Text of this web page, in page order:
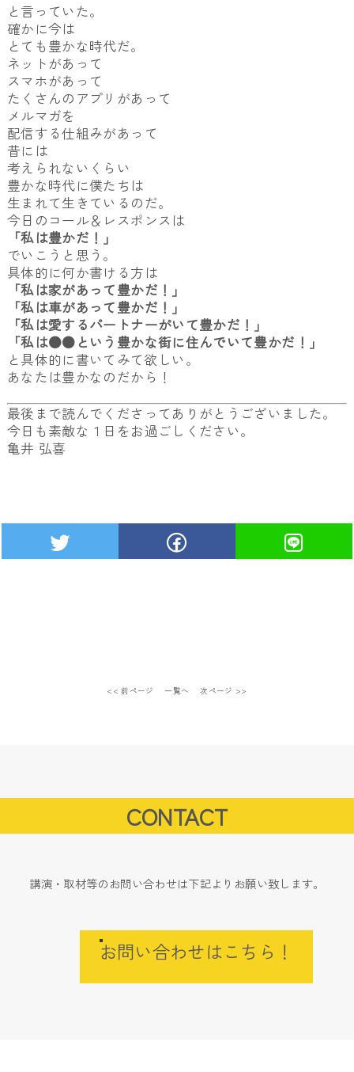
と言っていた。
確かに今は
とても豊かな時代だ。
ネットがあって
スマホがあって
たくさんのアプリがあって
メルマガを
配信する仕組みがあって
昔には
考えられないくらい
豊かな時代に僕たちは
生まれて生きているのだ。
今日のコール＆レスポンスは
「私は豊かだ！」
でいこうと思う。
具体的に何か書ける方は
「私は家があって豊かだ！」
「私は車があって豊かだ！」
「私は愛するパートナーがいて豊かだ！」
「私は●●という豊かな街に住んでいて豊かだ！」
と具体的に書いてみて欲しい。
あなたは豊かなのだから！
最後まで読んでくださってありがとうございました。
今日も素敵な１日をお過ごしください。
亀井 弘喜
<< 前ページ 一覧へ 次ページ >>
CONTACT
講演・取材等のお問い合わせは下記よりお願い致します。
お問い合わせはこちら！